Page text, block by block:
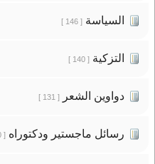
السياسة[ 146 ]
التزكية[ 140 ]
دواوين الشعر[ 131 ]
رسائل ماجستير ودكتوراه[ 130 ]